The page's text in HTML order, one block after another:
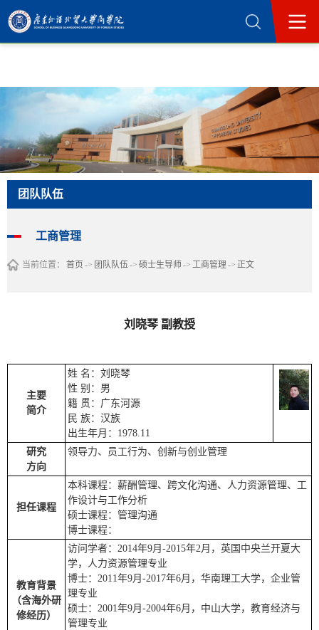
365英国上市公司(集团)官方网站-Official
团队队伍
工商管理
当前位置： 首页 -> 团队队伍-> 硕士生导师 -> 工商管理 -> 正文
刘晓琴 副教授
主要
简介
姓 名：刘晓琴
性 别：男
籍 贯：广东河源
民 族：汉族
出生年月：1978.11
研究
方向
领导力、员工行为、创新与创业管理
担任课程
本科课程：薪酬管理、跨文化沟通、人力资源管理、工
作设计与工作分析
硕士课程：管理沟通
博士课程：
教育背景
（含海外研
修经历）
访问学者：2014年9月-2015年2月，英国中央兰开夏大
学，人力资源管理专业
博士：2011年9月-2017年6月，华南理工大学，企业管
理专业
硕士：2001年9月-2004年6月，中山大学，教育经济与
管理专业